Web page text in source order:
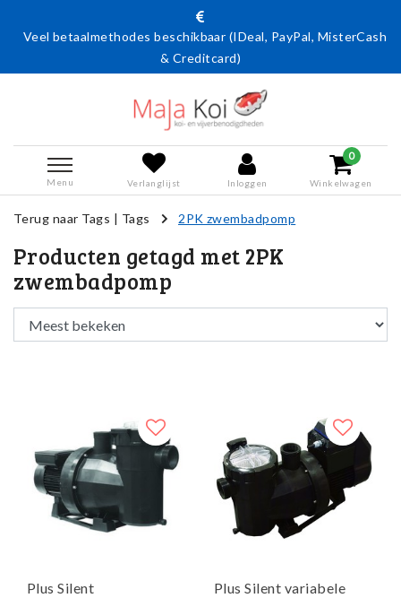
Veel betaalmethodes beschikbaar (IDeal, PayPal, MisterCash
& Creditcard)
Menu Verlanglijst Inloggen
0
Winkelwagen
Terug naar Tags | Tags 2PK zwembadpomp
Producten getagd met 2PK
zwembadpomp
Plus Silent
Plus Silent variabele